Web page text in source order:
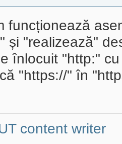
funcționează
și "realizează"
înlocuit "http:"
"https://" în
content writer